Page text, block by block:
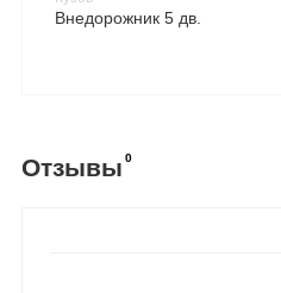
Внедорожник 5 дв.
Отзывы 0